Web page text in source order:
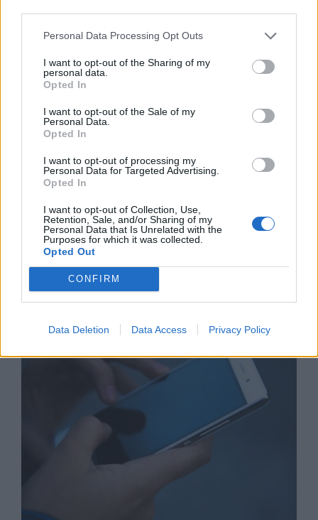
Personal Data Processing Opt Outs
I want to opt-out of the Sharing of my
personal data.
Opted In
I want to opt-out of the Sale of my
Personal Data.
Opted In
I want to opt-out of processing my
Personal Data for Targeted Advertising.
Opted In
I want to opt-out of Collection, Use,
Retention, Sale, and/or Sharing of my
Personal Data that Is Unrelated with the
Purposes for which it was collected.
Opted Out
CONFIRM
Data Deletion Data Access Privacy Policy
Астронавти на NASA излязоха в
открития космос